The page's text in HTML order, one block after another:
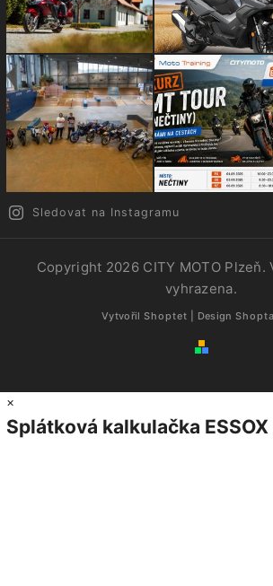
Sledovat na Instagramu
Copyright 2026 CITY MOTO Plzeň.
vyhrazena.
Vytvořil Shoptet | Design
×
Splátková kalkulačka ESSOX